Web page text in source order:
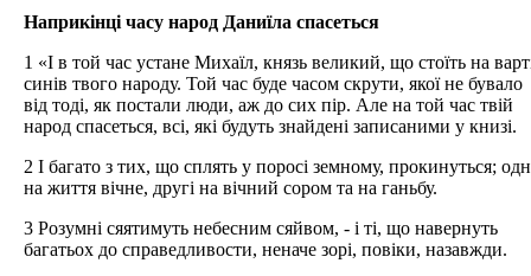
Наприкінці часу народ Даниїла спасеться
1 «І в той час устане Михаїл, князь великий, що стоїть на
синів твого народу. Той час буде часом скрути, якої не бувало
від тоді, як постали люди, аж до сих пір. Але на той час твій
народ спасеться, всі, які будуть знайдені записаними у книзі.
2 І багато з тих, що сплять у поросі земному, прокинуться;
на життя вічне, другі на вічний сором та на ганьбу.
3 Розумні сяятимуть небесним сяйвом, - і ті, що навернуть
багатьох до справедливости, неначе зорі, повіки, назавжди.